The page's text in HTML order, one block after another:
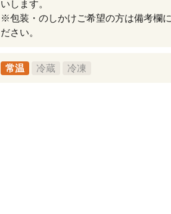
いします。
※包装・のしかけご希望の方は備考欄
ださい。
常温 冷蔵 冷凍